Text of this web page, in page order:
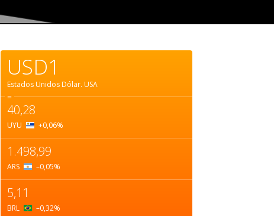
USD1
Estados Unidos Dólar. USA
=
40,28
UYU +0,06%
1.498,99
ARS –0,05%
5,11
BRL –0,32%